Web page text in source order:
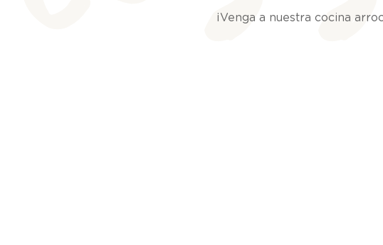
¡Venga a nuestra cocina